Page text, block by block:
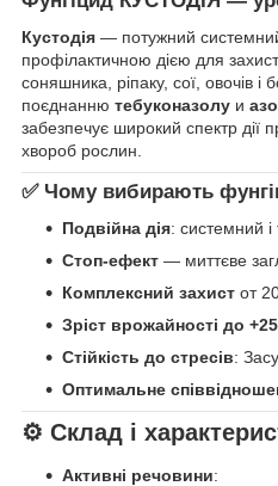
Кустодія — потужний
профілактичною дією для
соняшника, ріпаку, сої, овочів і
поєднанню тебуконазолу и
забезпечує широкий спектр дії
хвороб рослин.
✅ Чому вибирають
Подвійна дія: системний
Стоп-ефект — миттєве
Комплексний захист от
Зріст врожайності до
Стійкість до стресів:
Оптимальне
⚙️ Склад і
Активні речовини: